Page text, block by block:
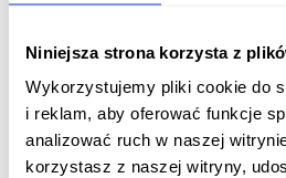
Niniejsza strona korzysta z
Wykorzystujemy pliki cookie do
i reklam, aby oferować funkcje
analizować ruch w naszej
korzystasz z naszej witryny,
Zobacz także:Saxenda czy
leki? Po jakim czasie widać
Ozempic
redukuje stężenie